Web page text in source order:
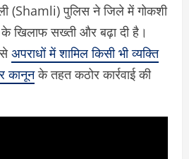
(Shamli) पुलिस ने जिले में गोकशी
खिलाफ सख्ती और बढ़ा दी है।
अपराधों में शामिल किसी भी व्यक्ति
कानूनके तहत कठोर कार्रवाई की